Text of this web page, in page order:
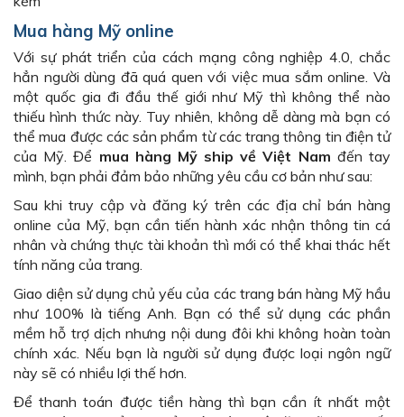
Mua hàng Mỹ online
Với sự phát triển của cách mạng công nghiệp 4.0, chắc
hẳn người dùng đã quá quen với việc mua sắm online. Và
một quốc gia đi đầu thế giới như Mỹ thì không thể nào
thiếu hình thức này. Tuy nhiên, không dễ dàng mà bạn có
thể mua được các sản phẩm từ các trang thông tin điện tử
của Mỹ. Để mua hàng Mỹ ship về Việt Nam đến tay
mình, bạn phải đảm bảo những yêu cầu cơ bản như sau:
Sau khi truy cập và đăng ký trên các địa chỉ bán hàng
online của Mỹ, bạn cần tiến hành xác nhận thông tin cá
nhân và chứng thực tài khoản thì mới có thể khai thác hết
tính năng của trang.
Giao diện sử dụng chủ yếu của các trang bán hàng Mỹ hầu
như 100% là tiếng Anh. Bạn có thể sử dụng các phần
mềm hỗ trợ dịch nhưng nội dung đôi khi không hoàn toàn
chính xác. Nếu bạn là người sử dụng được loại ngôn ngữ
này sẽ có nhiều lợi thế hơn.
Để thanh toán được tiền hàng thì bạn cần ít nhất một